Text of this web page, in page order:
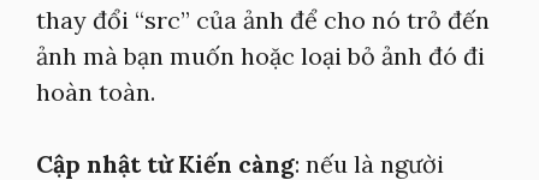
thay đổi “src” của ảnh để cho nó trỏ đến
ảnh mà bạn muốn hoặc loại bỏ ảnh đó đi
hoàn toàn.
Cập nhật từ Kiến càng: nếu là người